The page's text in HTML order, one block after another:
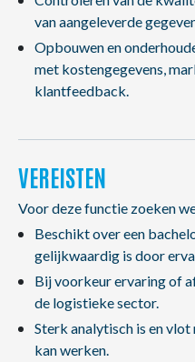
van aangeleverde
Opbouwen en
met kostengegevens,
klantfeedback.
VEREISTEN
Voor deze functie zoeken
Beschikt over een
gelijkwaardig is door
Bij voorkeur ervaring of
de logistieke sector.
Sterk analytisch is en
kan werken.